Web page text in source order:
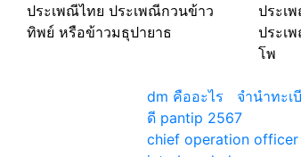
ประเพณีไทย ประเพณีกวนข้าว
ทิพย์ หรือข้าวมธุปายาธ
ประเ
ประเ
โพ
dm คืออะไร
จํานําทะ
ดี pantip 2567
chief operation